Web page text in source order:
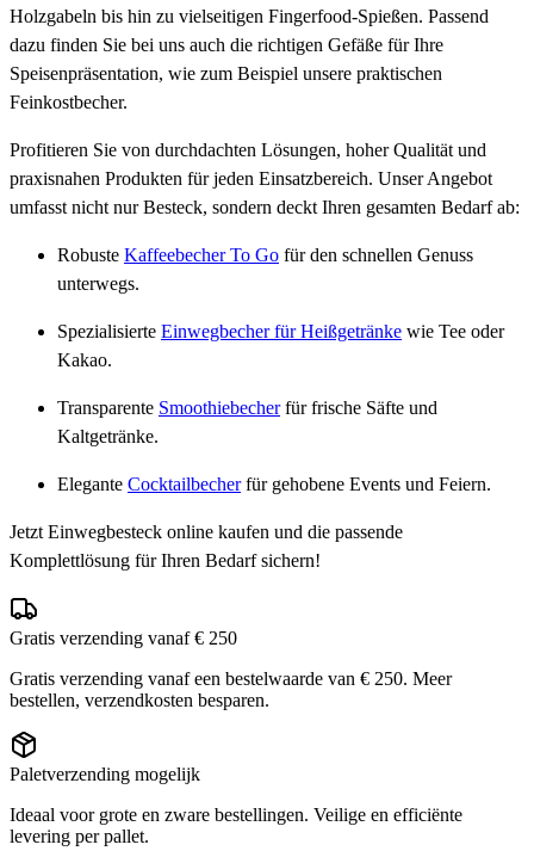
Holzgabeln bis hin zu vielseitigen Fingerfood-Spießen. Passend
dazu finden Sie bei uns auch die richtigen Gefäße für Ihre
Speisenpräsentation, wie zum Beispiel unsere praktischen
Feinkostbecher.
Profitieren Sie von durchdachten Lösungen, hoher Qualität und
praxisnahen Produkten für jeden Einsatzbereich. Unser Angebot
umfasst nicht nur Besteck, sondern deckt Ihren gesamten Bedarf ab:
Robuste Kaffeebecher To Go für den schnellen Genuss
unterwegs.
Spezialisierte Einwegbecher für Heißgetränke wie Tee oder
Kakao.
Transparente Smoothiebecherfür frische Säfte und
Kaltgetränke.
Elegante Cocktailbecherfür gehobene Events und Feiern.
Jetzt Einwegbesteck online kaufen und die passende
Komplettlösung für Ihren Bedarf sichern!
Gratis verzending vanaf € 250
Gratis verzending vanaf een bestelwaarde van € 250. Meer
bestellen, verzendkosten besparen.
Paletverzending mogelijk
Ideaal voor grote en zware bestellingen. Veilige en efficiënte
levering per pallet.